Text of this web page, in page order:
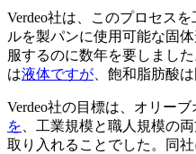
Verdeo社は、このプロセス
ルを製パンに使用可能な固
服するのに数年を要しました
は液体ですが 、飽和脂肪酸
Verdeo社の目標は、オリー
を 、工業規模と職人規模の
取り入れることでした。同